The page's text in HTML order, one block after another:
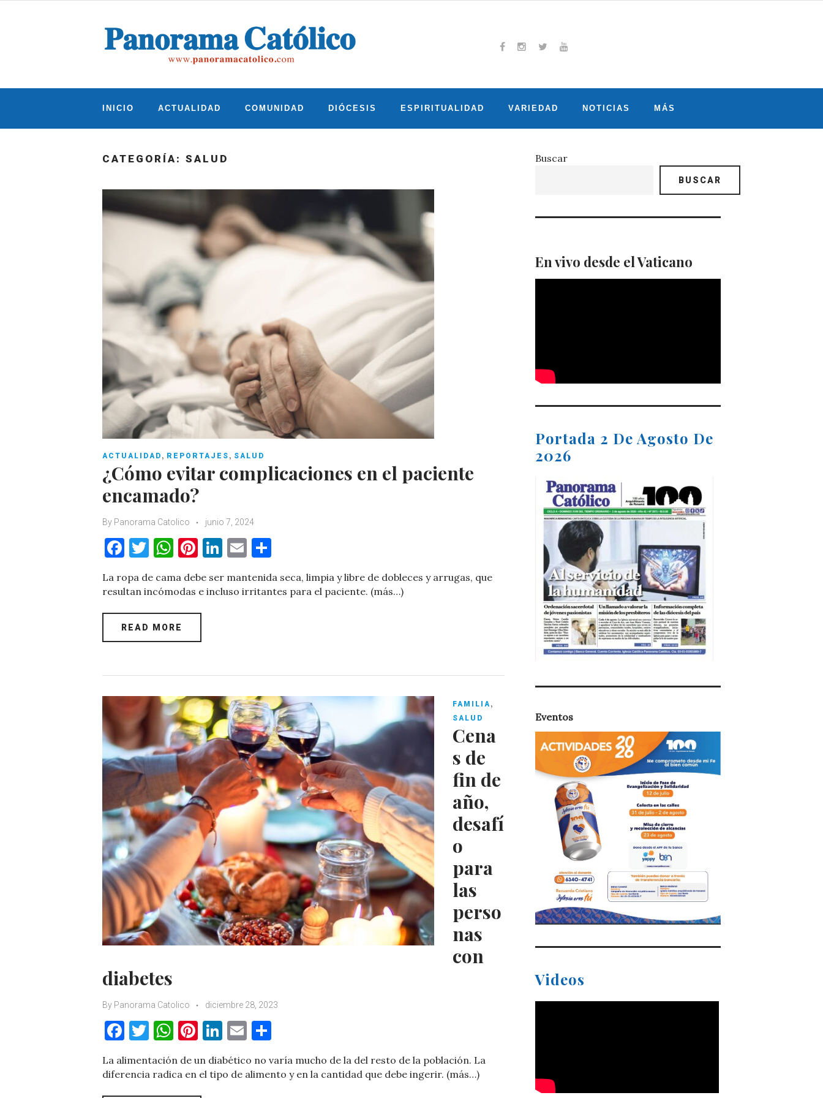
INICIO ACTUALIDAD COMUNIDAD DIÓCESIS ESPIRITUALIDAD VARIEDAD NOTICIAS MÁS
CATEGORÍA: SALUD
ACTUALIDAD , REPORTAJES , SALUD
¿Cómo evitar complicaciones en el paciente
encamado?
By Panorama Catolico junio 7, 2024
F
c
e
b
o
T
it
te
r
W
at
s
A
p
Pi
er
es
Li
k
E
m
ai m
La ropa de cama debe ser mantenida seca, limpia y libre de dobleces y arrugas, que
resultan incómodas e incluso irritantes para el paciente. (más…)
READ MORE
FAMILIA,
SALUD
Cena
s de
fin de
año,
desafí
o
para
las
perso
nas
con
diabetes
By Panorama Catolico diciembre 28, 2023
F
a
c
e
T
w
it
te
W
h
at
s
Pi
nt
er
es
Li
n
k
E
ai m
La alimentación de un diabético no varía mucho de la del resto de la población. La
diferencia radica en el tipo de alimento y en la cantidad que debe ingerir. (más…)
Buscar
BUSCAR
En vivo desde el Vaticano
Portada 2 De Agosto De
2026
Eventos
Videos